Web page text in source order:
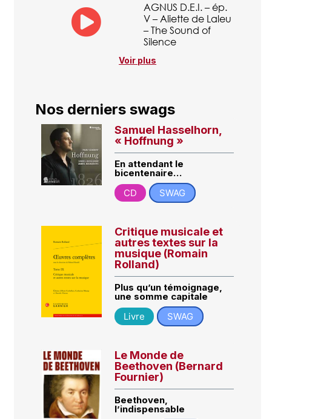
AGNUS D.E.I. – ép.
V – Aliette de Laleu
– The Sound of
Silence
Voir plus
Nos derniers swags
Samuel Hasselhorn,
« Hoffnung »
En attendant le
bicentenaire…
CD
SWAG
Critique musicale et
autres textes sur la
musique (Romain
Rolland)
Plus qu’un témoignage,
une somme capitale
Livre
SWAG
Le Monde de
Beethoven (Bernard
Fournier)
Beethoven,
l’indispensable